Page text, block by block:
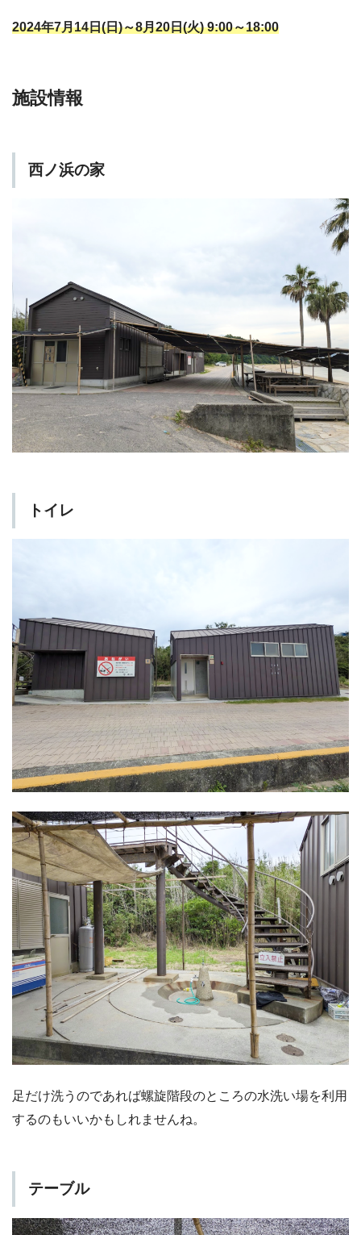
2024年7月14日(日)～8月20日(火) 9:00～18:00
施設情報
西ノ浜の家
トイレ
足だけ洗うのであれば螺旋階段のところの水洗い場を利用
するのもいいかもしれませんね。
テーブル